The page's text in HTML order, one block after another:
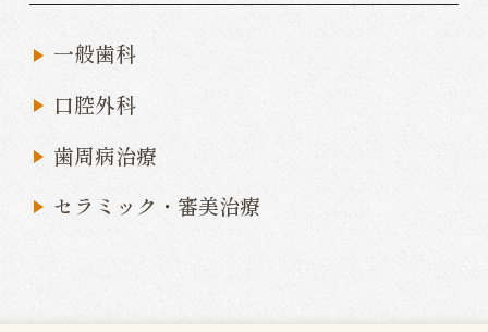
一般歯科
口腔外科
歯周病治療
セラミック・審美治療